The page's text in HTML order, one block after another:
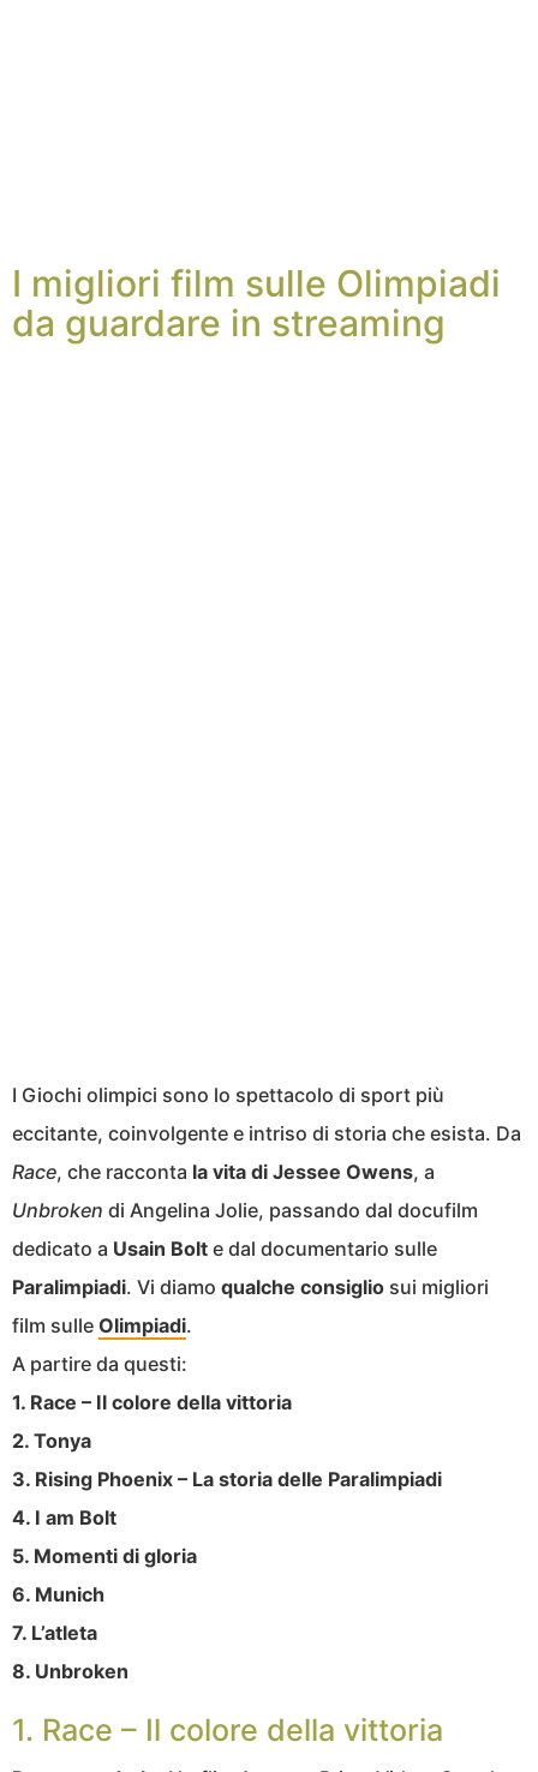
I migliori film sulle Olimpiadi
da guardare in streaming
I Giochi olimpici sono lo spettacolo di sport più
eccitante, coinvolgente e intriso di storia che esista. Da
Race, che racconta la vita di Jessee Owens, a
Unbroken di Angelina Jolie, passando dal docufilm
dedicato a Usain Bolt e dal documentario sulle
Paralimpiadi. Vi diamo qualche consiglio sui migliori
film sulle Olimpiadi.
A partire da questi:
1. Race – Il colore della vittoria
2. Tonya
3. Rising Phoenix – La storia delle Paralimpiadi
4. I am Bolt
5. Momenti di gloria
6. Munich
7. L’atleta
8. Unbroken
1. Race – Il colore della vittoria